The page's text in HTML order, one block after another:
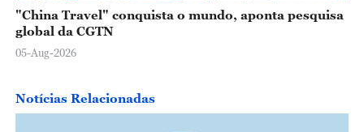
"China Travel" conquista o mundo, aponta pesquisa
global da CGTN
05-Aug-2026
Notícias Relacionadas